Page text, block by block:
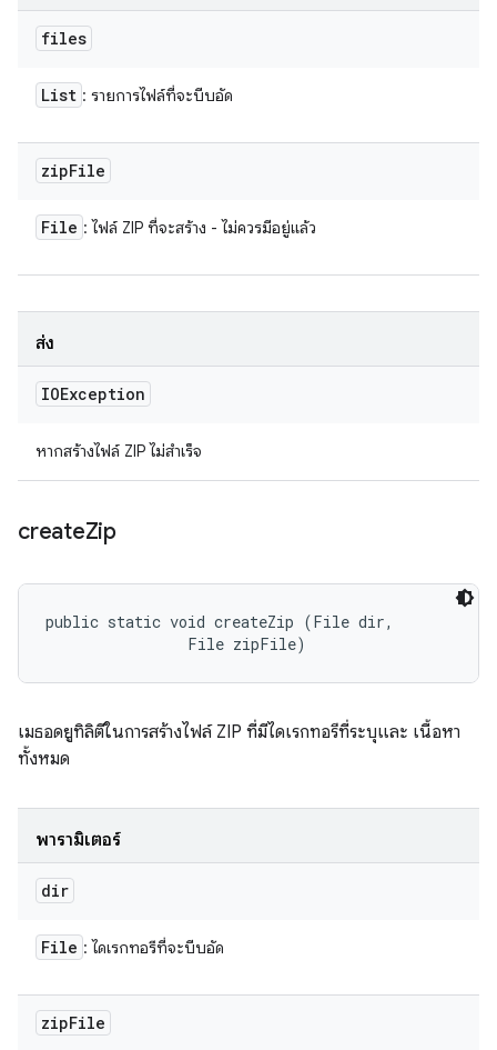
files
List : รายการไฟล์ที่จะบีบอัด
zipFile
File : ไฟล์ ZIP ที่จะสร้าง - ไม่ควรมีอยู่แล้ว
ส่ง
IOException
หากสร้างไฟล์ ZIP ไม่สำเร็จ
createZip
public static void createZip (File dir,
                File zipFile)
เมธอดยูทิลิตีในการสร้างไฟล์ ZIP ที่มีไดเรกทอรีที่ระบุและ เนื้อหา
ทั้งหมด
พารามิเตอร์
dir
File : ไดเรกทอรีที่จะบีบอัด
zipFile